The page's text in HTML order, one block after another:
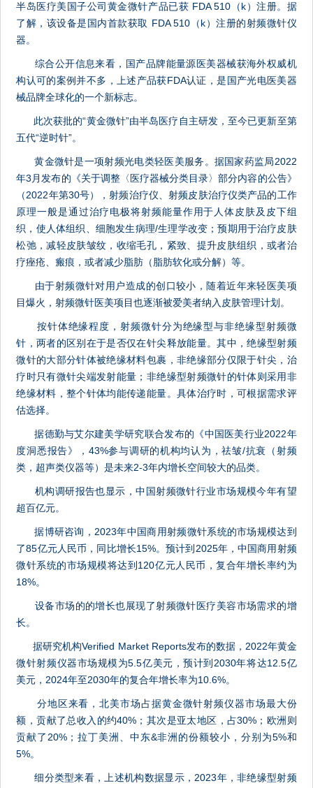
半岛医疗美国子公司黄金微针产品已获 FDA 510（k）注册。据
了解，该设备是国内首款获取 FDA 510（k）注册的射频微针仪
器。
综合公开信息来看，国产品牌能量源医美器械获海外权威机
构认可的案例并不多，上述产品获FDA认证，是国产光电医美器
械品牌全球化的一个新标志。
此次获批的“黄金微针”由半岛医疗自主研发，至今已更新至第
五代“逆时针”。
黄金微针是一项射频光电类轻医美服务。据国家药监局2022
年3月发布的《关于调整〈医疗器械分类目录〉部分内容的公告》
（2022年第30号），射频治疗仪、射频皮肤治疗仪类产品的工作
原理一般是通过治疗电极将射频能量作用于人体皮肤及皮下组
织，使人体组织、细胞发生病理/生理学改变；预期用于治疗皮肤
松弛，减轻皮肤皱纹，收缩毛孔，紧致、提升皮肤组织，或者治
疗痤疮、瘢痕，或者减少脂肪（脂肪软化或分解）等。
由于射频微针对用户造成的创口较小，随着近年来轻医美项
目爆火，射频微针医美项目也逐渐被爱美者纳入皮肤管理计划。
按针体绝缘程度，射频微针分为绝缘型与非绝缘型射频微
针，两者的区别在于是否仅在针尖释放能量。其中，绝缘型射频
微针的大部分针体被绝缘材料包裹，非绝缘部分仅限于针尖，治
疗时只有微针尖端发射能量；非绝缘型射频微针的针体则采用非
绝缘材料，整个针体均能传递能量。具体治疗时，可根据需求评
估选择。
据德勤与艾尔建美学研究联合发布的《中国医美行业2022年
度洞悉报告》，43%参与调研的机构均认为，祛皱/抗衰（射频
类，超声类仪器等）是未来2-3年内增长空间较大的品类。
机构调研报告也显示，中国射频微针行业市场规模今年有望
超百亿元。
据博研咨询，2023年中国商用射频微针系统的市场规模达到
了85亿元人民币，同比增长15%。预计到2025年，中国商用射频
微针系统的市场规模将达到120亿元人民币，复合年增长率约为
18%。
设备市场的的增长也展现了射频微针医疗美容市场需求的增
长。
据研究机构Verified Market Reports发布的数据，2022年黄金
微针射频仪器市场规模为5.5亿美元，预计到2030年将达12.5亿
美元，2024年至2030年的复合年增长率为10.6%。
分地区来看，北美市场占据黄金微针射频仪器市场最大份
额，贡献了总收入的约40%；其次是亚太地区，占30%；欧洲则
贡献了20%；拉丁美洲、中东&非洲的份额较小，分别为5%和
5%。
细分类型来看，上述机构数据显示，2023年，非绝缘型射频